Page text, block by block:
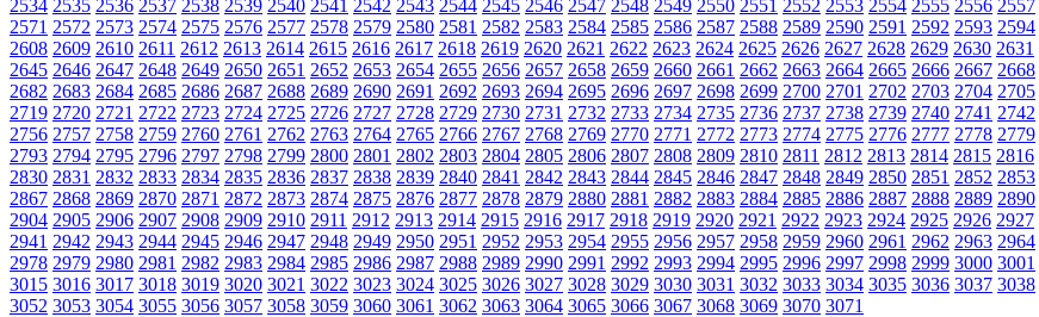
2534 2535 2536 2537 2538 2539 2540 2541 2542 2543 2544 2545 2546 2547 2548 2549 2550 2551 2552 2553 2554 2555 2556 2557
2571 2572 2573 2574 2575 2576 2577 2578 2579 2580 2581 2582 2583 2584 2585 2586 2587 2588 2589 2590 2591 2592 2593 2594
2608 2609 2610 2611 2612 2613 2614 2615 2616 2617 2618 2619 2620 2621 2622 2623 2624 2625 2626 2627 2628 2629 2630 2631
2645 2646 2647 2648 2649 2650 2651 2652 2653 2654 2655 2656 2657 2658 2659 2660 2661 2662 2663 2664 2665 2666 2667 2668
2682 2683 2684 2685 2686 2687 2688 2689 2690 2691 2692 2693 2694 2695 2696 2697 2698 2699 2700 2701 2702 2703 2704 2705
2719 2720 2721 2722 2723 2724 2725 2726 2727 2728 2729 2730 2731 2732 2733 2734 2735 2736 2737 2738 2739 2740 2741 2742
2756 2757 2758 2759 2760 2761 2762 2763 2764 2765 2766 2767 2768 2769 2770 2771 2772 2773 2774 2775 2776 2777 2778 2779
2793 2794 2795 2796 2797 2798 2799 2800 2801 2802 2803 2804 2805 2806 2807 2808 2809 2810 2811 2812 2813 2814 2815 2816
2830 2831 2832 2833 2834 2835 2836 2837 2838 2839 2840 2841 2842 2843 2844 2845 2846 2847 2848 2849 2850 2851 2852 2853
2867 2868 2869 2870 2871 2872 2873 2874 2875 2876 2877 2878 2879 2880 2881 2882 2883 2884 2885 2886 2887 2888 2889 2890
2904 2905 2906 2907 2908 2909 2910 2911 2912 2913 2914 2915 2916 2917 2918 2919 2920 2921 2922 2923 2924 2925 2926 2927
2941 2942 2943 2944 2945 2946 2947 2948 2949 2950 2951 2952 2953 2954 2955 2956 2957 2958 2959 2960 2961 2962 2963 2964
2978 2979 2980 2981 2982 2983 2984 2985 2986 2987 2988 2989 2990 2991 2992 2993 2994 2995 2996 2997 2998 2999 3000 3001
3015 3016 3017 3018 3019 3020 3021 3022 3023 3024 3025 3026 3027 3028 3029 3030 3031 3032 3033 3034 3035 3036 3037 3038
3052 3053 3054 3055 3056 3057 3058 3059 3060 3061 3062 3063 3064 3065 3066 3067 3068 3069 3070 3071